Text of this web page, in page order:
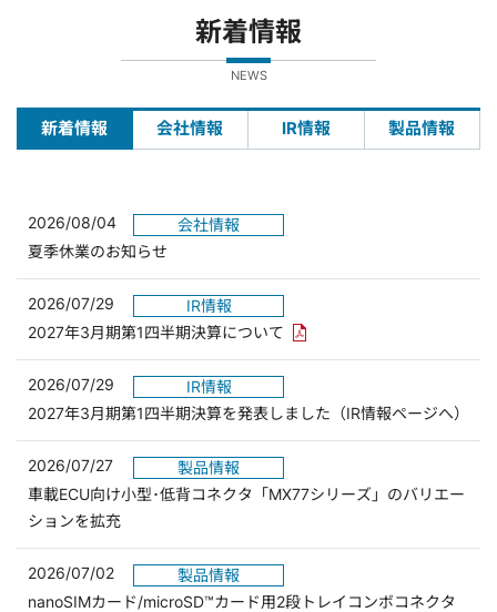
新着情報
NEWS
新着情報 会社情報 IR情報 製品情報
2026/08/04
会社情報
夏季休業のお知らせ
2026/07/29
IR情報
2027年3月期第1四半期決算について PDFリンクを新しいウィンド
2026/07/29
IR情報
2027年3月期第1四半期決算を発表しました（IR情報ページへ）
2026/07/27
製品情報
車載ECU向け小型･低背コネクタ「MX77シリーズ」のバリエー
ションを拡充
2026/07/02
製品情報
nanoSIMカード/microSD™カード用2段トレイコンボコネクタ